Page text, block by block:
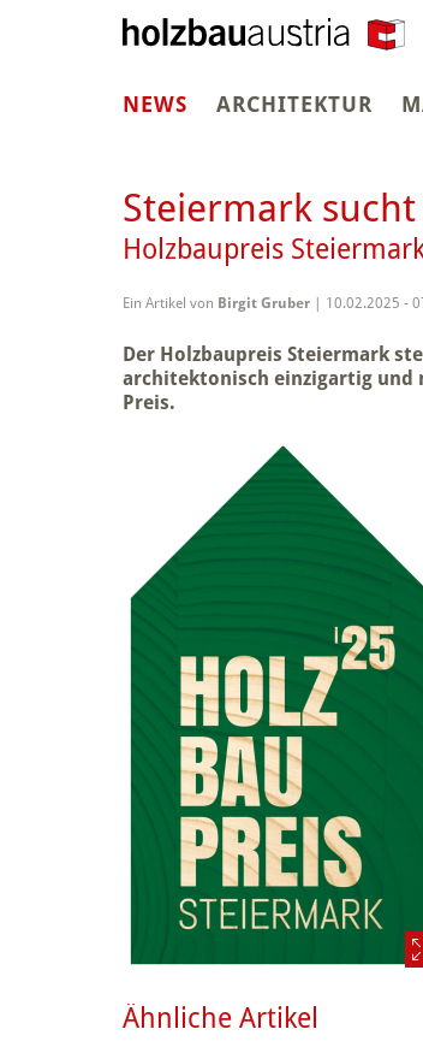
NEWS (CURRENT)
ARCHITEKTUR
Steiermark
Holzbaupreis
Ein Artikel von Birgit Gruber | 10.02.2025 -
Der Holzbaupreis Steiermark
architektonisch einzigartig und
Preis.
Ähnliche Artikel